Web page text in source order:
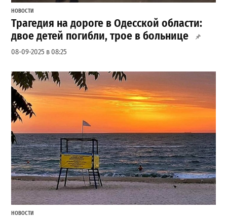
НОВОСТИ
Трагедия на дороге в Одесской области:
двое детей погибли, трое в больнице
08-09-2025 в 08:25
НОВОСТИ